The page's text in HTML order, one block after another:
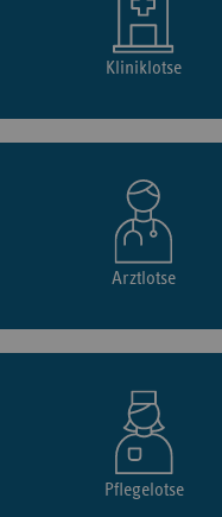
Kliniklotse
Arztlotse
Pflegelotse